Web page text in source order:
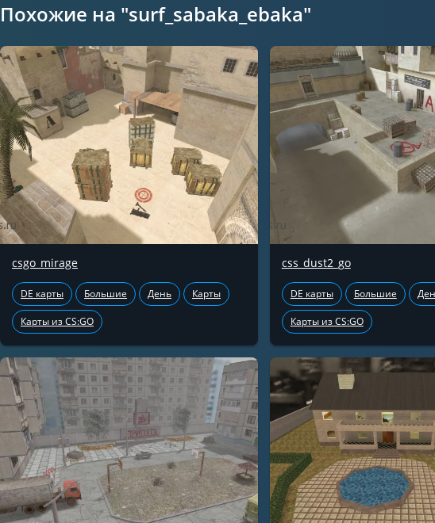
Похожие на "surf_sabaka_ebaka"
csgo_mirage
DE карты Большие День Карты
Карты из CS:GO
css_dust2_go
DE карты Большие
Карты из CS:GO